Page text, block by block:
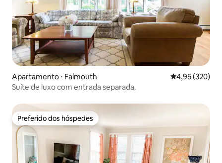
Apartamento ⋅ Falmouth 4,95 de uma
4,95 (320)
Suíte de luxo com entrada separada.
Preferido dos hóspedes
Preferido dos hóspedes